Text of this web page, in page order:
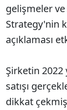
gelişmeler ve
Strategy'nin
açıklaması
Şirketin 2022
satışı
dikkat çekmiş,